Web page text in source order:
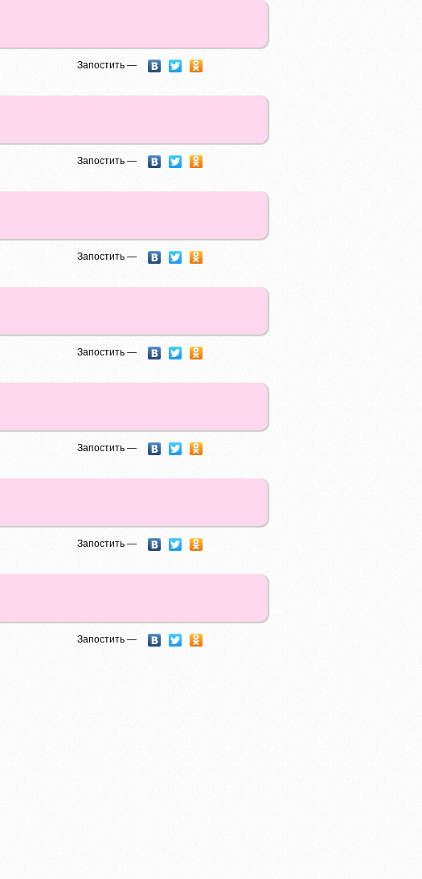
Запостить —
Запостить —
Запостить —
Запостить —
Запостить —
Запостить —
Запостить —